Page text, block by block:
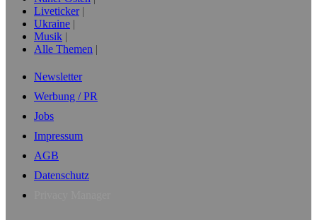
Liveticker
Ukraine
Musik
Alle Themen
Newsletter
Werbung / PR
Jobs
Impressum
AGB
Datenschutz